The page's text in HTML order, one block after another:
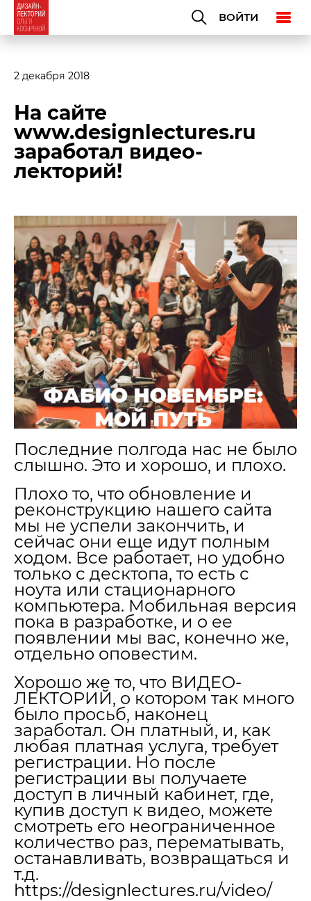
ВОЙТИ
2 декабря 2018
На сайте
www.designlectures.ru
заработал видео-
лекторий!
Последние полгода нас не было
слышно. Это и хорошо, и плохо.
Плохо то, что обновление и
реконструкцию нашего сайта
мы не успели закончить, и
сейчас они еще идут полным
ходом. Все работает, но удобно
только с десктопа, то есть с
ноута или стационарного
компьютера. Мобильная версия
пока в разработке, и о ее
появлении мы вас, конечно же,
отдельно оповестим.
Хорошо же то, что ВИДЕО-
ЛЕКТОРИЙ, о котором так много
было просьб, наконец
заработал. Он платный, и, как
любая платная услуга, требует
регистрации. Но после
регистрации вы получаете
доступ в личный кабинет, где,
купив доступ к видео, можете
смотреть его неограниченное
количество раз, перематывать,
останавливать, возвращаться и
т.д.
https://designlectures.ru/video/